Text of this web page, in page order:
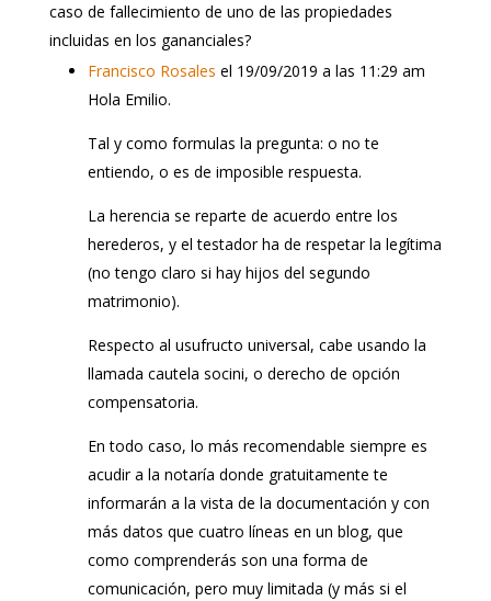
caso de fallecimiento de uno de las propiedades
incluidas en los gananciales?
Francisco Rosales el 19/09/2019 a las 11:29 am
Hola Emilio.
Tal y como formulas la pregunta: o no te
entiendo, o es de imposible respuesta.
La herencia se reparte de acuerdo entre los
herederos, y el testador ha de respetar la legítima
(no tengo claro si hay hijos del segundo
matrimonio).
Respecto al usufructo universal, cabe usando la
llamada cautela socini, o derecho de opción
compensatoria.
En todo caso, lo más recomendable siempre es
acudir a la notaría donde gratuitamente te
informarán a la vista de la documentación y con
más datos que cuatro líneas en un blog, que
como comprenderás son una forma de
comunicación, pero muy limitada (y más si el